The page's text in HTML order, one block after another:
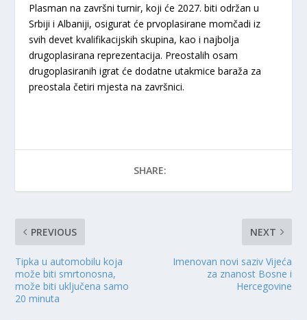
Plasman na završni turnir, koji će 2027. biti održan u
Srbiji i Albaniji, osigurat će prvoplasirane momčadi iz
svih devet kvalifikacijskih skupina, kao i najbolja
drugoplasirana reprezentacija. Preostalih osam
drugoplasiranih igrat će dodatne utakmice baraža za
preostala četiri mjesta na završnici.
SHARE:
PREVIOUS
Tipka u automobilu koja
može biti smrtonosna,
može biti uključena samo
20 minuta
NEXT
Imenovan novi saziv Vijeća
za znanost Bosne i
Hercegovine